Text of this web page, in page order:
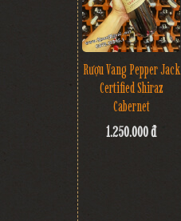
Rượu Vang Pepper Jack
Certified Shiraz
Cabernet
1.250.000 đ